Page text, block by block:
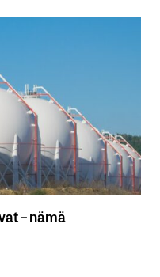
– nämä